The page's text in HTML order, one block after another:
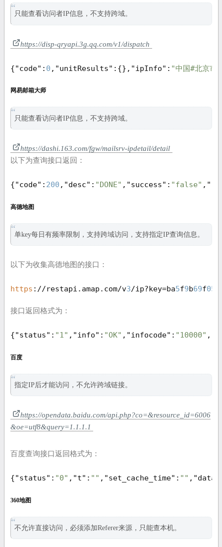
只能查看访问者IP信息，不支持跨域。
https://disp-qryapi.3g.qq.com/v1/dispatch
{"code" : 0 , "unitResults" :{}, "ipInfo" : "中国#北京市
网易邮箱大师
只能查看访问者IP信息，不支持跨域。
https://dashi.163.com/fgw/mailsrv-ipdetail/detail
以下为查询接口返回：
{"code" : 200 , "desc" : "DONE" , "success" : "false" ,
高德地图
单key每日有频率限制，支持跨域访问，支持指定IP查询信息。
以下为收集高德地图的接口：
https ://restapi.amap.com/v3/ip?key=ba5f9b69f
接口返回格式为：
{"status" : "1" , "info" : "OK" , "infocode" : "10000" ,
百度
指定IP后才能访问，不允许跨域链接。
https://opendata.baidu.com/api.php?co=&resource_id=6006
&oe=utf8&query=1.1.1.1
百度查询接口返回格式为：
{"status" : "0" , "t" : "" , "set_cache_time" : "" , "data"
360地图
不允许直接访问，必须添加Referer来源，只能查本机。